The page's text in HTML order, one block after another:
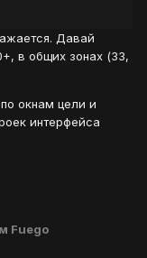
Давай
в общих зонах (ЗЗ,
окнам цели и
интерфейса
Fuego